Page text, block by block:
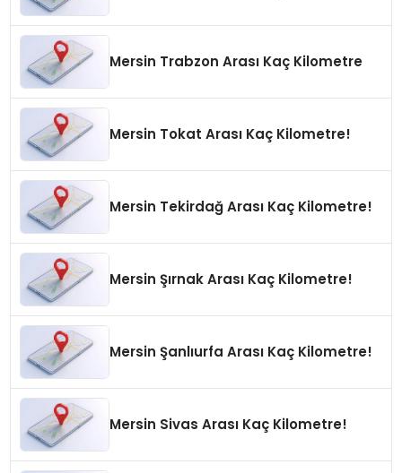
Mersin Trabzon Arası Kaç Kilometre
Mersin Tokat Arası Kaç Kilometre!
Mersin Tekirdağ Arası Kaç Kilometre!
Mersin Şırnak Arası Kaç Kilometre!
Mersin Şanlıurfa Arası Kaç Kilometre!
Mersin Sivas Arası Kaç Kilometre!